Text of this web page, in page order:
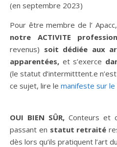
(en septembre 2023)
Pour être membre de l’
notre ACTIVITE
revenus) soit dédiée aux
apparentées, et s’exerce
(le statut d’intermitttent.e
ce sujet, lire le manifeste sur
OUI BIEN SÛR, Conteurs et
passant en statut retraité
dès lors qu’ils pratiquent l’art